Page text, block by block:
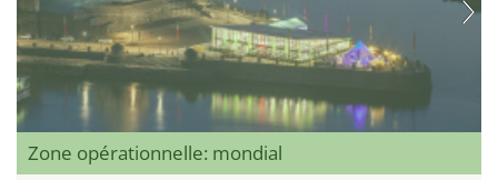
Zone opérationnelle: mondial